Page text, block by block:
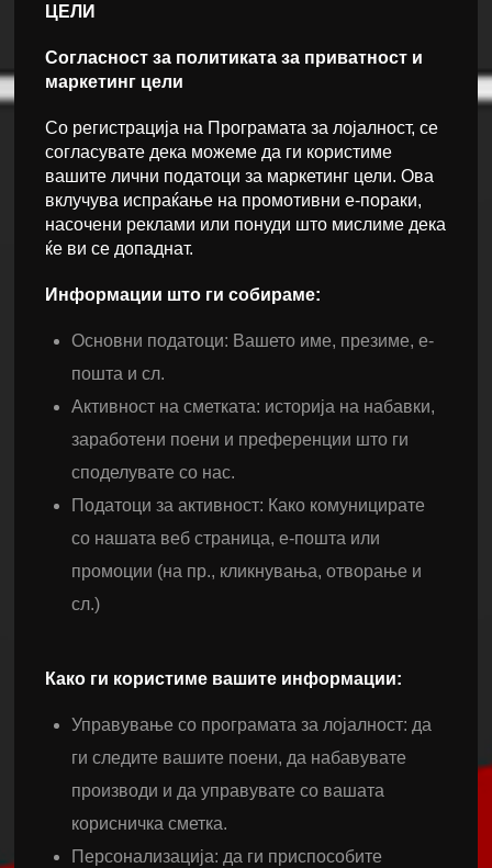
ЦЕЛИ
Согласност за политиката за приватност и
маркетинг цели
Со регистрација на Програмата за лојалност, се
согласувате дека можеме да ги користиме
вашите лични податоци за маркетинг цели. Ова
вклучува испраќање на промотивни е-пораки,
насочени реклами или понуди што мислиме дека
ќе ви се допаднат.
Информации што ги собираме:
Основни податоци: Вашето име, презиме, е-
пошта и сл.
Активност на сметката: историја на набавки,
заработени поени и преференции што ги
споделувате со нас.
Податоци за активност: Како комуницирате
со нашата веб страница, е-пошта или
промоции (на пр., кликнувања, отворање и
сл.)
Како ги користиме вашите информации:
Управување со програмата за лојалност: да
ги следите вашите поени, да набавувате
производи и да управувате со вашата
корисничка сметка.
Персонализација: да ги приспособите